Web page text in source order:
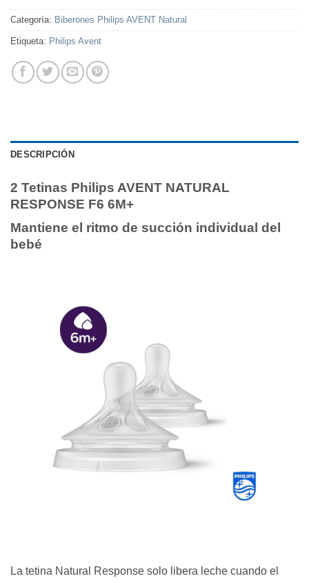
Categoría: Biberones Philips AVENT Natural
Etiqueta: Philips Avent
DESCRIPCIÓN
2 Tetinas Philips AVENT NATURAL
RESPONSE F6 6M+
Mantiene el ritmo de succión individual del
bebé
La tetina Natural Response solo libera leche cuando el